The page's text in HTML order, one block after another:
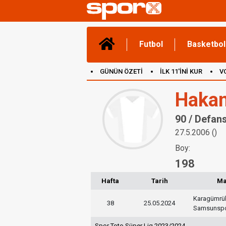
Futbol Basketbol
GÜNÜN ÖZETİ İLK 11'İNİ KUR
90 /
27.5.2006 ()
Boy:
198
Hafta Tarih
38 25.05.2024